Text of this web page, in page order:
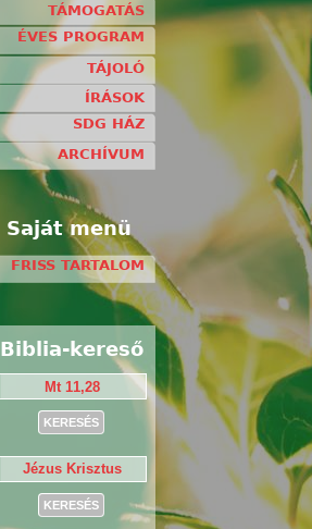
TÁMOGATÁS
ÉVES PROGRAM
TÁJOLÓ
ÍRÁSOK
SDG HÁZ
ARCHÍVUM
Saját menü
FRISS TARTALOM
Biblia-kereső